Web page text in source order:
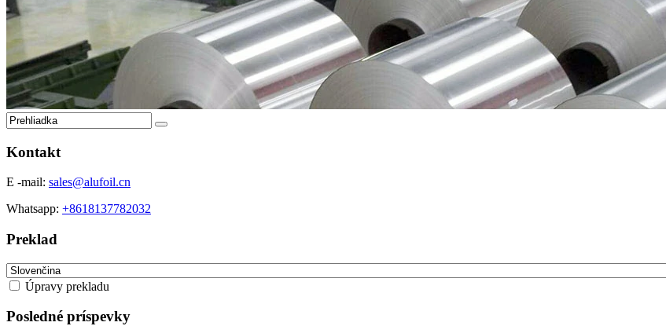
Kontakt
E -mail: sales@alufoil.cn
Whatsapp: +8618137782032
Preklad
Úpravy prekladu
Posledné príspevky